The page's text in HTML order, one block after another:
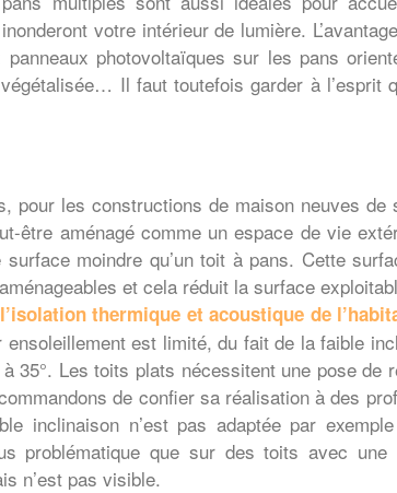
votre intérieur de lumière.
photovoltaïques sur les pans
Il faut toutefois garder à l’esprit
pour les constructions de maison neuves
être aménagé comme un espace de vie
moindre qu’un toit à pans. Cette
et cela réduit la surface
l’isolation thermique et acoustique de
est limité, du fait de la faible
35°. Les toits plats nécessitent une pose de
de confier sa réalisation à des
inclinaison n’est pas adaptée par
problématique que sur des toits avec
n’est pas visible.